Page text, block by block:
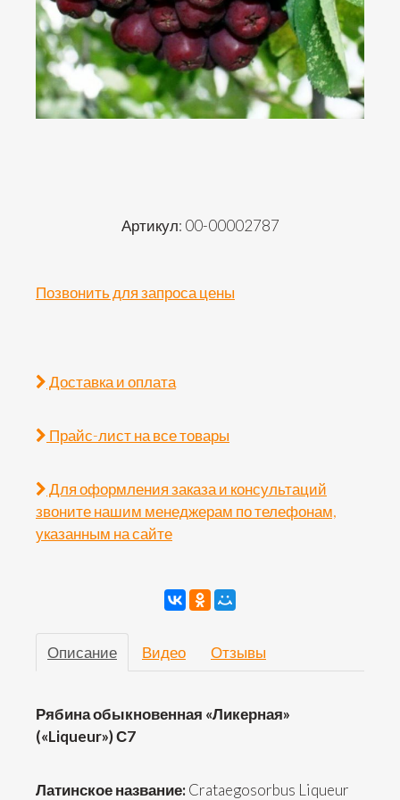
Артикул: 00-00002787
Позвонить для запроса цены
Доставка и оплата
Прайс-лист на все товары
Для оформления заказа и консультаций
звоните нашим менеджерам по телефонам,
указанным на сайте
Описание Видео Отзывы
Рябина обыкновенная «Ликерная»
(«Liqueur») С7
Латинское название:Crataegosorbus L iqueur